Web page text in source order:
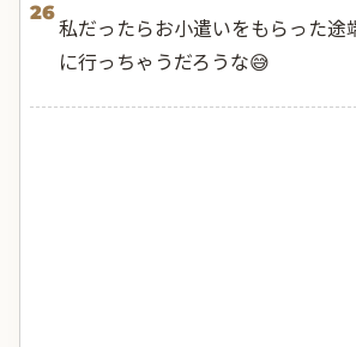
26
私だったらお小遣いをもらった途
に行っちゃうだろうな😅